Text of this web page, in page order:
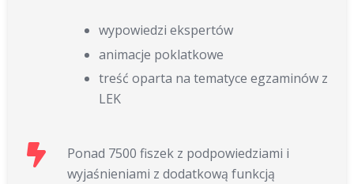
wypowiedzi ekspertów
animacje poklatkowe
treść oparta na tematyce egzaminów z
LEK
Ponad 7500 fiszek z podpowiedziami i
wyjaśnieniami z dodatkową funkcją